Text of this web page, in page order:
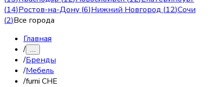
(14)Ростов-на-Дону (6)Нижний Новгород (12)Сочи
(2)Все города
Главная
/ …
/Бренды
/Мебель
/furni CHE